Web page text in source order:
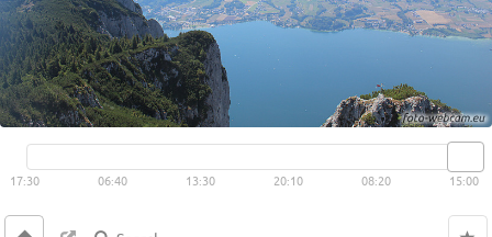
Live video available → View
17:30 06:40 13:30 20:10 08:20 15:00